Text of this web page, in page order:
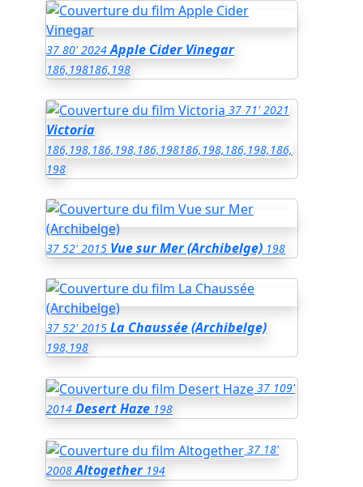
37 80' 2024 Apple Cider Vinegar
186,198186,198
37 71' 2021
Victoria
186,198,186,198,186,198186,198,186,198,186,
198
37 52' 2015 Vue sur Mer (Archibelge) 198
37 52' 2015 La Chaussée (Archibelge)
198,198
37 109'
2014 Desert Haze 198
37 18'
2008 Altogether 194